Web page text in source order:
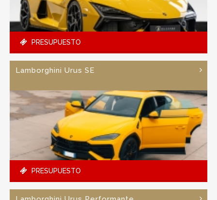
PRESUPUESTO
Lamborghini Urus SE
PRESUPUESTO